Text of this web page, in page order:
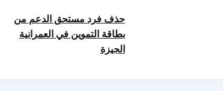
حذف فرد مستحق الدعم من
بطاقة التموين في العمرانية
الجيزة